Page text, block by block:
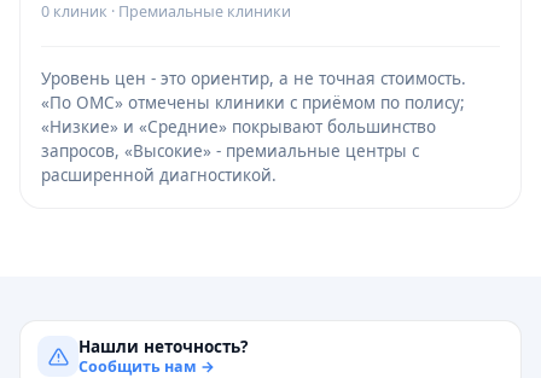
0 клиник · Премиальные клиники
Уровень цен - это ориентир, а не точная стоимость.
«По ОМС» отмечены клиники с приёмом по полису;
«Низкие» и «Средние» покрывают большинство
запросов, «Высокие» - премиальные центры с
расширенной диагностикой.
Нашли неточность?
Сообщить нам →